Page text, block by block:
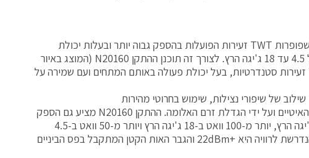
לאחרונה הורגשה דרישה גוברת לשפופרות TWT זעירות הפועלות בהספק גבוה יותר ובעלות יכולת
לפעול על פני רוחב פס מורחב של 4.5 עד 18 ג'יגה הרץ. לצורך זה תוכנן ההתקן N20160 (המוצג באיור
3) כתחליף ישיר לשפופרות TWT זעירות סטנדרטיות, בעל יכולת פעולה באותם המתחים ועם שמירה על
של שיפורי נצילות, שימוש בחרוטי מהירות
(velocity taper) במבנה הגלים האיטיים ועל ידי הגדלת זרם האלומה. ההתקן N20160 מציע גם הספק
של 140 וואט לפחות בין 6 ל-13 ג'יגה הרץ, יותר מ-100 וואט ב-18 ג'יגה הרץ ויותר מ-50 וואט ב-4.5
ג'יגה הרץ. דחיפת ת"ר המרבית הנדרשת לרוויה היא +22dBm והגבר האות הקטן המתקבל בפס הביניים